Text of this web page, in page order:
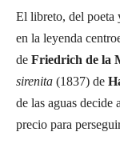
El libreto, del poeta
en la leyenda
de Friedrich de la
sirenita (1837) de
de las aguas decide
precio para